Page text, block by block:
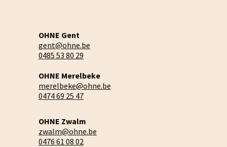
OHNE Gent
gent@ohne.be
0485 53 80 29
OHNE Merelbeke
merelbeke@ohne.be
0474 69 25 47
OHNE Zwalm
zwalm@ohne.be
0476 61 08 02